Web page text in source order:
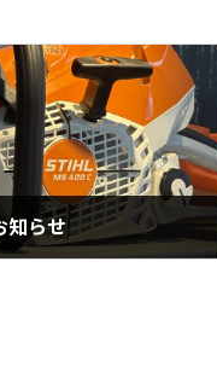
知らせ